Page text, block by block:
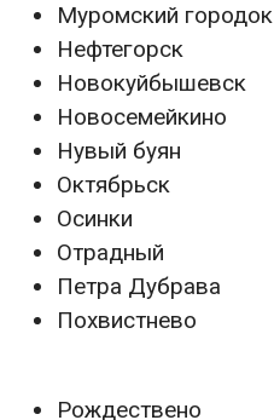
Муромский городок
Нефтегорск
Новокуйбышевск
Новосемейкино
Нувый буян
Октябрьск
Осинки
Отрадный
Петра Дубрава
Похвистнево
Рождествено